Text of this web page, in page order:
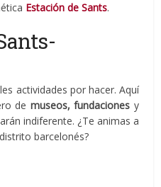
Estación de Sants.
actividades por hacer. Aquí
de museos, fundaciones y
indiferente. ¿Te animas a
barcelonés?